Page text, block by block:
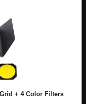
+ 4 Color Filters